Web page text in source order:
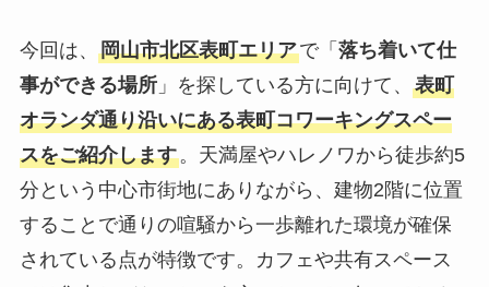
今回は、 岡山市北区表町エリアで「 落ち着いて仕
事ができる場所」を探している方に向けて、 表町
オランダ通り沿いにある表町コワーキングスペー
スをご紹介します。天満屋やハレノワから徒歩約5
分という中心市街地にありながら、建物2階に位置
することで通りの喧騒から一歩離れた環境が確保
されている点が特徴です。カフェや共有スペース